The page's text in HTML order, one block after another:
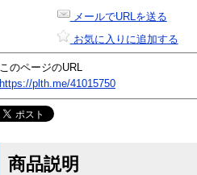
メールでURLを送る
お気に入りに追加する
このページのURL
https://plth.me/41015750
商品説明